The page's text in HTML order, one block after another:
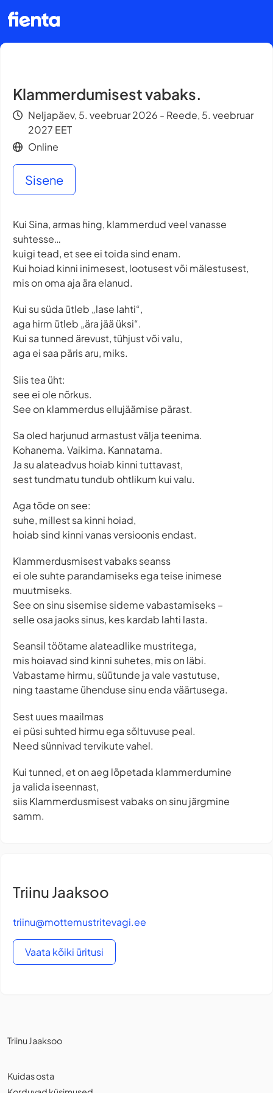
Klammerdumisest vabaks.
Neljapäev, 5. veebruar 2026 - Reede, 5. veebruar
2027 EET
Online
Sisene
Kui Sina, armas hing, klammerdud veel vanasse
suhtesse…
kuigi tead, et see ei toida sind enam.
Kui hoiad kinni inimesest, lootusest või mälestusest,
mis on oma aja ära elanud.
Kui su süda ütleb „lase lahti“,
aga hirm ütleb „ära jää üksi“.
Kui sa tunned ärevust, tühjust või valu,
aga ei saa päris aru, miks.
Siis tea üht:
see ei ole nõrkus.
See on klammerdus ellujäämise pärast.
Sa oled harjunud armastust välja teenima.
Kohanema. Vaikima. Kannatama.
Ja su alateadvus hoiab kinni tuttavast,
sest tundmatu tundub ohtlikum kui valu.
Aga tõde on see:
suhe, millest sa kinni hoiad,
hoiab sind kinni vanas versioonis endast.
Klammerdusmisest vabaks seanss
ei ole suhte parandamiseks ega teise inimese
muutmiseks.
See on sinu sisemise sideme vabastamiseks –
selle osa jaoks sinus, kes kardab lahti lasta.
Seansil töötame alateadlike mustritega,
mis hoiavad sind kinni suhetes, mis on läbi.
Vabastame hirmu, süütunde ja vale vastutuse,
ning taastame ühenduse sinu enda väärtusega.
Sest uues maailmas
ei püsi suhted hirmu ega sõltuvuse peal.
Need sünnivad tervikute vahel.
Kui tunned, et on aeg lõpetada klammerdumine
ja valida iseennast,
siis Klammerdusmisest vabaks on sinu järgmine
samm.
Triinu Jaaksoo
triinu@mottemustritevagi.ee
Vaata kõiki üritusi
Triinu Jaaksoo
Kuidas osta